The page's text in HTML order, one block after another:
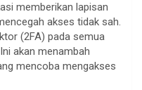
memberikan lapisan
akses tidak sah.
(2FA) pada semua
akan menambah
mencoba mengakses